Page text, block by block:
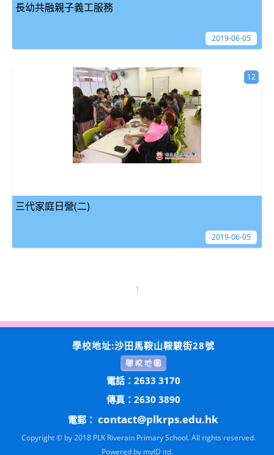
長幼共融親子義工服務
2019-06-05
三代家庭日營(二)
12
2019-06-05
1
學校地址:沙田馬鞍山鞍駿街28號
電話：2633 3170
傳真：2630 3890
電郵： contact@plkrps.edu.hk
Copyright © by 2018 PLK Riverain Primary School. All rights reserved.
Powered by myID itd.